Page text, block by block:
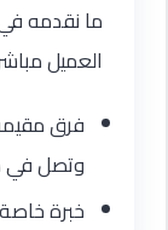
ما نقدمه
العميل
فرق
وتصل في
خبرة خاصة